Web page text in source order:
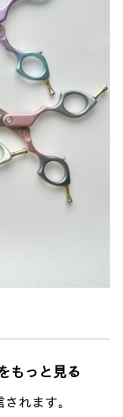
もっと見る
れます。